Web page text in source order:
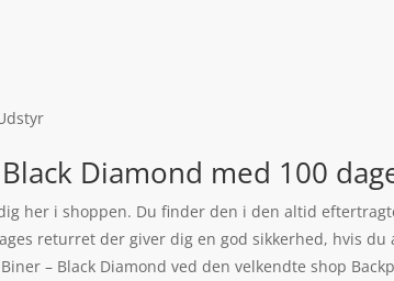
Diamond med 100
her i shoppen. Du finder den i den altid
returret der giver dig en god sikkerhed, hvis
– Black Diamond ved den velkendte shop